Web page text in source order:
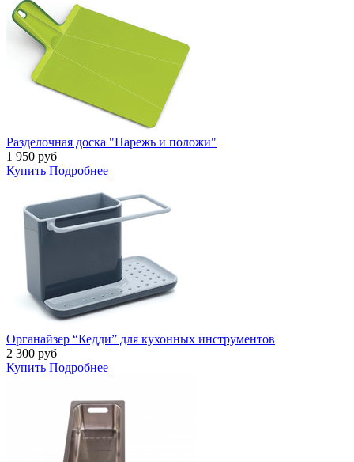
Разделочная доска "Нарежь и положи"
1 950 руб
Купить Подробнее
Органайзер “Кедди” для кухонных инструментов
2 300 руб
Купить Подробнее